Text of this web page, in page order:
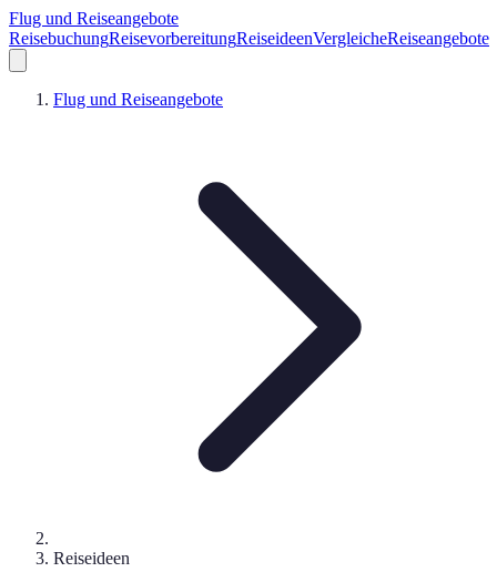
Flug und Reiseangebote
ReisebuchungReisevorbereitungReiseideenVergleicheReiseangebote
Flug und Reiseangebote
Reiseideen